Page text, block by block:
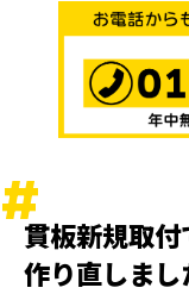
貫板新規取
作り直しまし